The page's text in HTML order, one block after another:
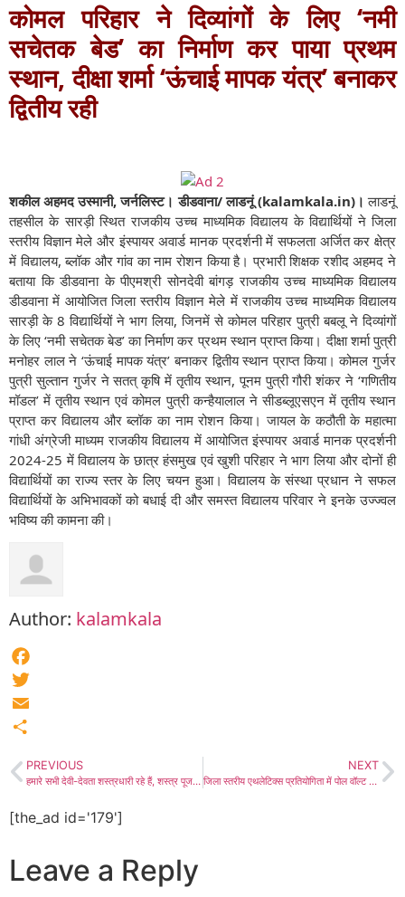
कोमल परिहार ने दिव्यांगों के लिए ‘नमी
सचेतक बेड’ का निर्माण कर पाया प्रथम
स्थान, दीक्षा शर्मा ‘ऊंचाई मापक यंत्र’ बनाकर
द्वितीय रही
शकील अहमद उस्मानी, जर्नलिस्ट। डीडवाना/ लाडनूं (kalamkala.in)। लाडनूं
तहसील के सारड़ी स्थित राजकीय उच्च माध्यमिक विद्यालय के विद्यार्थियों ने जिला
स्तरीय विज्ञान मेले और इंस्पायर अवार्ड मानक प्रदर्शनी में सफलता अर्जित कर क्षेत्र
में विद्यालय, ब्लॉक और गांव का नाम रोशन किया है। प्रभारी शिक्षक रशीद अहमद ने
बताया कि डीडवाना के पीएमश्री सोनदेवी बांगड़ राजकीय उच्च माध्यमिक विद्यालय
डीडवाना में आयोजित जिला स्तरीय विज्ञान मेले में राजकीय उच्च माध्यमिक विद्यालय
सारड़ी के 8 विद्यार्थियों ने भाग लिया, जिनमें से कोमल परिहार पुत्री बबलू ने दिव्यांगों
के लिए ‘नमी सचेतक बेड’ का निर्माण कर प्रथम स्थान प्राप्त किया। दीक्षा शर्मा पुत्री
मनोहर लाल ने ‘ऊंचाई मापक यंत्र’ बनाकर द्वितीय स्थान प्राप्त किया। कोमल गुर्जर
पुत्री सुल्तान गुर्जर ने सतत् कृषि में तृतीय स्थान, पूनम पुत्री गौरी शंकर ने ‘गणितीय
मॉडल’ में तृतीय स्थान एवं कोमल पुत्री कन्हैयालाल ने सीडब्लूएसएन में तृतीय स्थान
प्राप्त कर विद्यालय और ब्लॉक का नाम रोशन किया। जायल के कठौती के महात्मा
गांधी अंग्रेजी माध्यम राजकीय विद्यालय में आयोजित इंस्पायर अवार्ड मानक प्रदर्शनी
2024-25 में विद्यालय के छात्र हंसमुख एवं खुशी परिहार ने भाग लिया और दोनों ही
विद्यार्थियों का राज्य स्तर के लिए चयन हुआ। विद्यालय के संस्था प्रधान ने सफल
विद्यार्थियों के अभिभावकों को बधाई दी और समस्त विद्यालय परिवार ने इनके उज्ज्वल
भविष्य की कामना की।
Author: kalamkala
Facebook
Twitter
Email
PREVIOUS
हमारे सभी देवी-देवता शस्त्रधारी रहे हैं, शस्त्र पूजन हमारी धार्मिक मान्यता है- संत कमलेश्वर भारती महाराज, ग्राम कसूम्बी में शस्त्र पूजन कार्यक्रम विधिवत सम्पन्न
NEXT
जिला स्तरीय एथलेटिक्स प्रतियोगिता में पोल वॉल्ट में सिंघाना के चन्द्र प्रकाश ने हासिल किया प्रथम स्थान, राज्य स्तरीय प्रतियोगिता के लिए हुआ चयन
[the_ad id='179']
Leave a Reply